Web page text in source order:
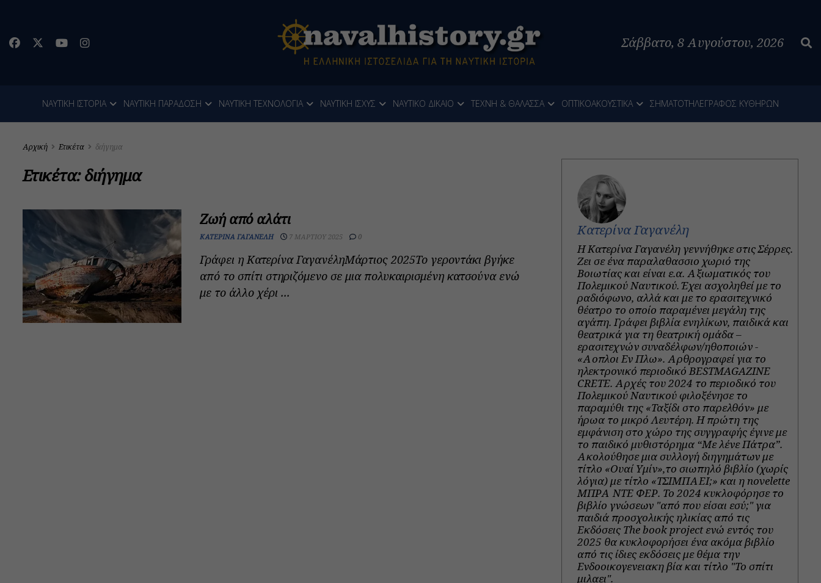
Σάββατο, 8 Αυγούστου, 2026
ΝΑΥΤΙΚΗ ΙΣΤΟΡΙΑ ΝΑΥΤΙΚΗ ΠΑΡΑΔΟΣΗ ΝΑΥΤΙΚΗ ΤΕΧΝΟΛΟΓΙΑ ΝΑΥΤΙΚΗ ΙΣΧΥΣ ΝΑΥΤΙΚΟ ΔΙΚΑΙΟ ΤΕΧΝΗ & ΘΑΛΑΣΣΑ ΟΠΤΙΚΟΑΚΟΥΣΤΙΚΑ ΣΗΜΑΤΟΤΗΛΕΓΡΑΦΟΣ ΚΥΘΗΡΩΝ
Αρχική Ετικέτα διήγημα
Ετικέτα:διήγημα
Ζωή από αλάτι
ΚΑΤΕΡΊΝΑ ΓΑΓΑΝΈΛΗ 7 ΜΑΡΤΊΟΥ 2025 0
Γράφει η Κατερίνα ΓαγανέληΜάρτιος 2025Το γεροντάκι βγήκε
από το σπίτι στηριζόμενο σε μια πολυκαιρισμένη κατσούνα ενώ
με το άλλο χέρι ...
Κατερίνα Γαγανέλη
Η Κατερίνα Γαγανέλη γεννήθηκε στις Σέρρες.
Ζει σε ένα παραλαθασσιο χωριό της
Βοιωτίας και είναι ε.α. Αξιωματικός του
Πολεμικού Ναυτικού. Έχει ασχοληθεί με το
ραδιόφωνο, αλλά και με το ερασιτεχνικό
θέατρο το οποίο παραμένει μεγάλη της
αγάπη. Γράφει βιβλία ενηλίκων, παιδικά και
θεατρικά για τη θεατρική ομάδα –
ερασιτεχνών συναδέλφων/ηθοποιών -
«Αοπλοι Εν Πλω». Αρθρογραφεί για το
ηλεκτρονικό περιοδικό BESTMAGAZINE
CRETE. Αρχές του 2024 το περιοδικό του
Πολεμικού Ναυτικού φιλοξένησε το
παραμύθι της «Ταξίδι στο παρελθόν» με
ήρωα το μικρό Λευτέρη. Η πρώτη της
εμφάνιση στο χώρο της συγγραφής έγινε με
το παιδικό μυθιστόρημα “Με λένε Πάτρα”.
Ακολούθησε μια συλλογή διηγημάτων με
τίτλο «Ουαί Υμίν»,το σιωπηλό βιβλίο (χωρίς
λόγια) με τίτλο «ΤΣΙΜΠΑΕΙ;» και η novelette
ΜΠΡΑ ΝΤΕ ΦΕΡ. Το 2024 κυκλοφόρησε το
βιβλίο γνώσεων "από που είσαι εσύ;" για
παιδιά προσχολικής ηλικίας από τις
Εκδόσεις The book project ενώ εντός του
2025 θα κυκλοφορήσει ένα ακόμα βιβλίο
από τις ίδιες εκδόσεις με θέμα την
Ενδοοικογενειακη βία και τίτλο "Το σπίτι
μιλαει".